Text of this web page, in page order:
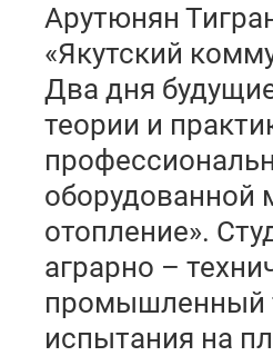
Арутюнян
«Якутский
Два дня
теории и
оборудованной
отопление».
аграрно –
промышленный
испытания на